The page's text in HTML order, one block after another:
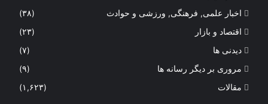
اخبار علمی, فرهنگی, ورزشی و حوادث
(۳۸)
اقتصاد و بازار
(۲۳)
دیدنی ها
(۷)
مروری بر دیگر رسانه ها
(۹)
مقالات
(۱,۶۲۳)